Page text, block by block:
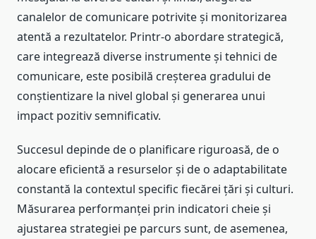
canalelor de comunicare potrivite și monitorizarea
atentă a rezultatelor. Printr-o abordare strategică,
care integrează diverse instrumente și tehnici de
comunicare, este posibilă creșterea gradului de
conștientizare la nivel global și generarea unui
impact pozitiv semnificativ.
Succesul depinde de o planificare riguroasă, de o
alocare eficientă a resurselor și de o adaptabilitate
constantă la contextul specific fiecărei țări și culturi.
Măsurarea performanței prin indicatori cheie și
ajustarea strategiei pe parcurs sunt, de asemenea,